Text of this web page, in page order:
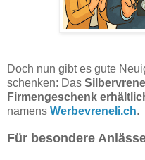
Doch nun gibt es gute
schenken: Das
Firmengeschenk
namens Werbevreneli.ch.
Für besondere